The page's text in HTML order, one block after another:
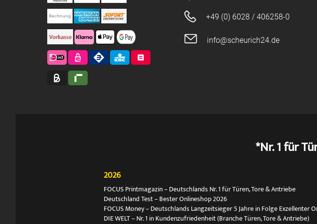
+49 (0) 6028 / 406258-0
info@scheurich24.de
*Nr. 1 für
2026
FOCUS Printmagazin – Deutschlands Nr. 1 für Türen, Tore & Antriebe
Deutschland Test – Bester Onlineshop 2026
FOCUS Money – Deutschlands Langzeitsieger 5 Jahre in Folge Exzellenter
DIE WELT – Nr. 1 in Kundenzufriedenheit (Branche Türen, Tore & Antriebe)